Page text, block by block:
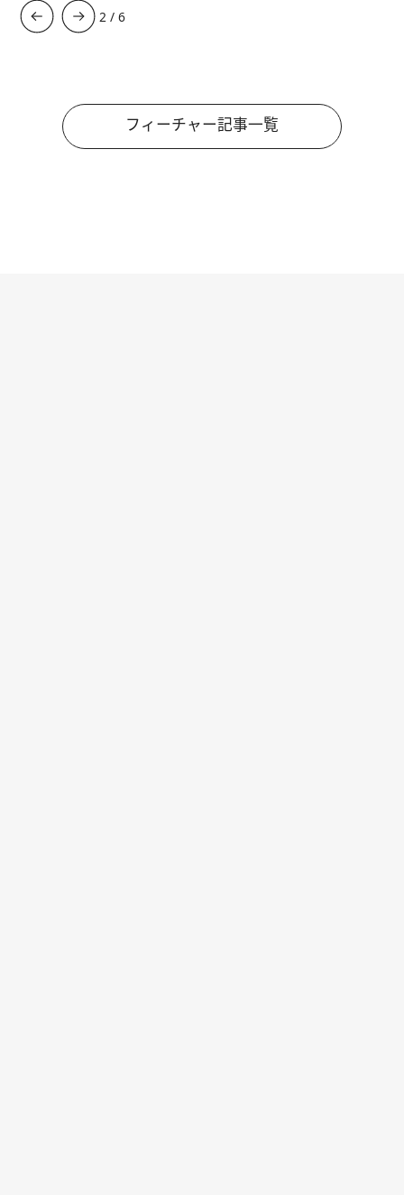
3 /6
フィーチャー記事一覧